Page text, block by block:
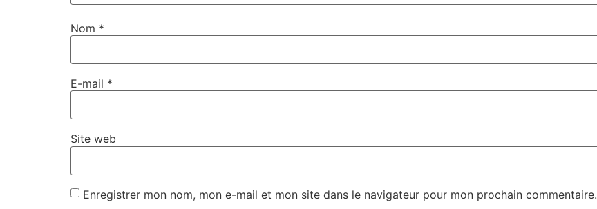
Nom *
E-mail *
Site web
Enregistrer mon nom, mon e-mail et mon site dans le navigateur pour mon prochain commentaire.